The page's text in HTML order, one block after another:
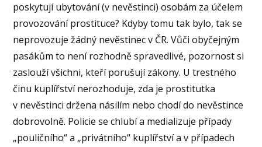
poskytují ubytování (v nevěstinci) osobám za účelem
provozování prostituce? Kdyby tomu tak bylo, tak se
neprovozuje žádný nevěstinec v ČR. Vůči obyčejným
pasákům to není rozhodně spravedlivé, pozornost si
zaslouží všichni, kteří porušují zákony. U trestného
činu kuplířství nerozhoduje, zda je prostitutka
v nevěstinci držena násilím nebo chodí do nevěstince
dobrovolně. Policie se chlubí a medializuje případy
„pouličního“ a „privátního“ kuplířství a v případech